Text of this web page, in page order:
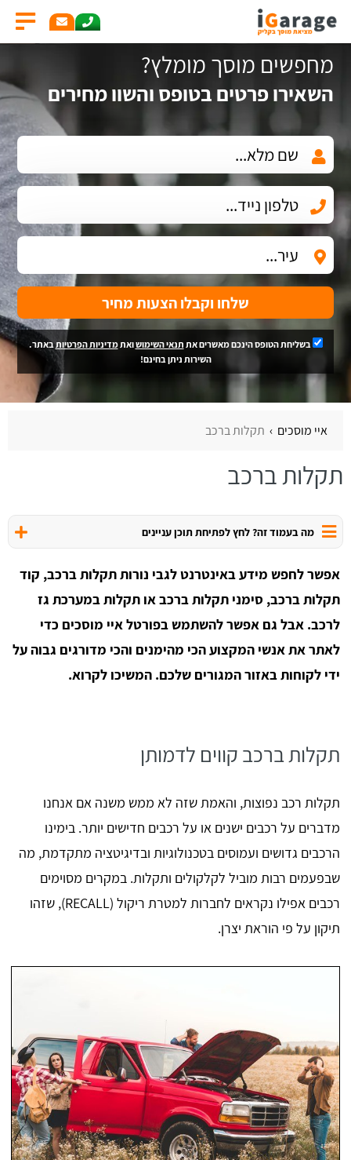
מחפשים מוסך מומלץ?
השאירו פרטים בטופס והשוו מחירים
שלחו וקבלו הצעות מחיר
בשליחת הטופס הינכם מאשרים את תנאי השימושואתמדיניות הפרטיותבאתר.
השירות ניתן בחינם!
איי מוסכים תקלות ברכב
תקלות ברכב
מה בעמוד זה? לחץ לפתיחת תוכן עניינים
אפשר לחפש מידע באינטרנט לגבי נורות תקלות ברכב, קוד
תקלות ברכב, סימני תקלות ברכב או תקלות במערכת גז
לרכב. אבל גם אפשר להשתמש בפורטל איי מוסכים כדי
לאתר את אנשי המקצוע הכי מהימנים והכי מדורגים גבוה על
ידי לקוחות באזור המגורים שלכם. המשיכו לקרוא.
תקלות ברכב קווים לדמותן
תקלות רכב נפוצות, והאמת שזה לא ממש משנה אם אנחנו
מדברים על רכבים ישנים או על רכבים חדישים יותר. בימינו
הרכבים גדושים ועמוסים בטכנולוגיות ובדיגיטציה מתקדמת, מה
שבפעמים רבות מוביל לקלקולים ותקלות. במקרים מסוימים
רכבים אפילו נקראים לחברות למטרת ריקול (RECALL), שזהו
תיקון על פי הוראת יצרן.